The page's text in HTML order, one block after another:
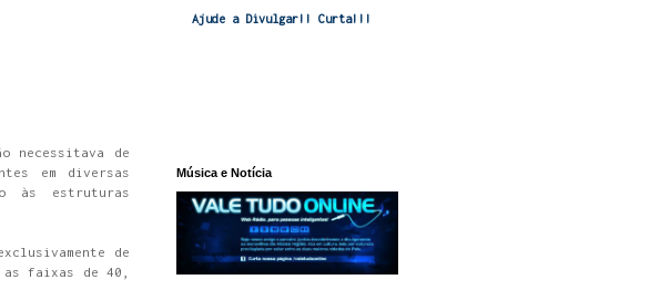
necessitava de
em diversas
às estruturas
de
faixas de 40,
Ajude a Divulgar!! Curta!!!
Música e Notícia